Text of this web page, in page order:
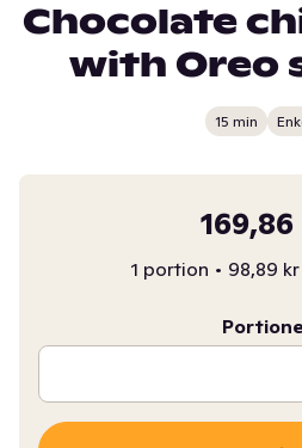
Chocolate
with Oreo
15 min
1 portion • 98,89